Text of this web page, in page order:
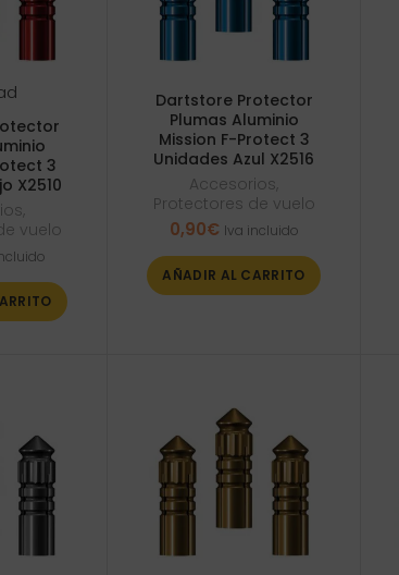
3
X2510
,
vuelo
Dartstore Protector
Plumas Aluminio
Mission F-Protect 3
Unidades Azul X2516
Accesorios,
Protectores de vuelo
0,90€ Iva incluido
AÑADIR AL CARRITO